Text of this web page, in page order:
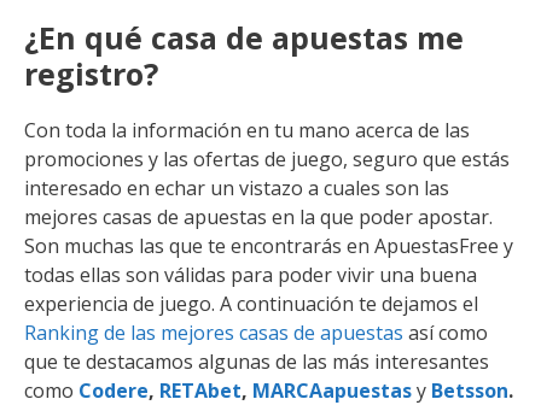
¿En qué casa de apuestas me
registro?
Con toda la información en tu mano acerca de las
promociones y las ofertas de juego, seguro que estás
interesado en echar un vistazo a cuales son las
mejores casas de apuestas en la que poder apostar.
Son muchas las que te encontrarás en ApuestasFree y
todas ellas son válidas para poder vivir una buena
experiencia de juego. A continuación te dejamos el
Ranking de las mejores casas de apuestas así como
que te destacamos algunas de las más interesantes
como Codere, RETAbet, MARCAapuestasy Betsson.